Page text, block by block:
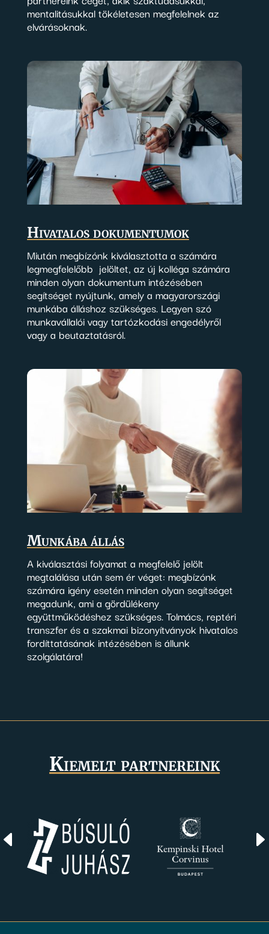
mentalitásukkal tökéletesen megfelelnek az
elvárásoknak.
Hivatalos dokumentumok
Miután megbízónk kiválasztotta a számára
legmegfelelőbb jelöltet, az új kolléga számára
minden olyan dokumentum intézésében
segítséget nyújtunk, amely a magyarországi
munkába álláshoz szükséges. Legyen szó
munkavállalói vagy tartózkodási engedélyről
vagy a beutaztatásról.
Munkába állás
A kiválasztási folyamat a megfelelő jelölt
megtalálása után sem ér véget: megbízónk
számára igény esetén minden olyan segítséget
megadunk, ami a gördülékeny
együttműködéshez szükséges. Tolmács, reptéri
transzfer és a szakmai bizonyítványok hivatalos
fordíttatásának intézésében is állunk
szolgálatára!
Kiemelt partnereink